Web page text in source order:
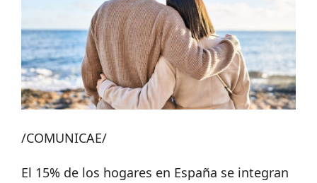
/COMUNICAE/
El 15% de los hogares en España se integran